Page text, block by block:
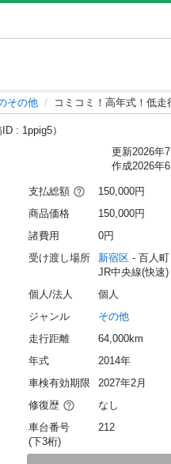
その他 コミコミ！高年式！低
ID : 1ppig5）
更新2026年
作成2026年
支払総額
150,000円
商品価格
150,000円
諸費用
0円
受け渡し場所
新宿区 - 百人町
JR中央線(快速)
個人/法人
個人
ジャンル
その他
走行距離
64,000km
年式
2014年
車検有効期限
2027年2月
修復歴
なし
車台番号
(下3桁)
212